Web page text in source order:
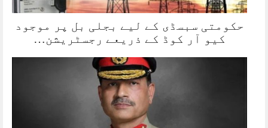
حکومتی سبسڈی کے لیے بجلی بل پر موجود
کیو آر کوڈ کے ذریعے رجسٹریشن…